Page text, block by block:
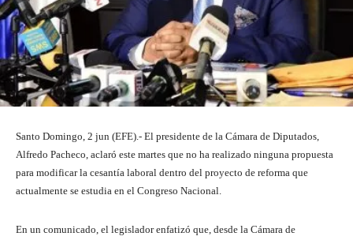
Santo Domingo, 2 jun (EFE).- El presidente de la Cámara de Diputados,
Alfredo Pacheco, aclaró este martes que no ha realizado ninguna propuesta
para modificar la cesantía laboral dentro del proyecto de reforma que
actualmente se estudia en el Congreso Nacional.
En un comunicado, el legislador enfatizó que, desde la Cámara de